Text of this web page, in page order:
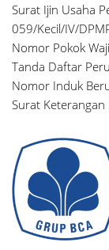
Surat Ijin Usaha
059/Kecil/IV/
Nomor Pokok
Tanda Daftar
Nomor Induk
Surat Keterangan